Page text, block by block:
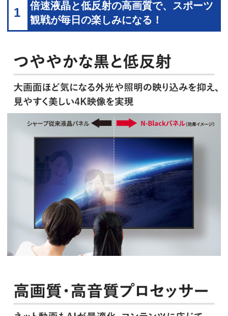
1
倍速液晶と低反射の高画質で、スポーツ
観戦が毎日の楽しみになる！